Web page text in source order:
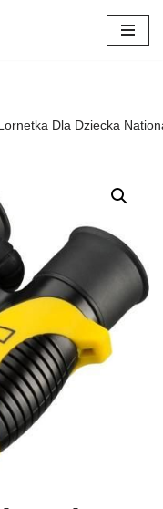
Dla Dziecka